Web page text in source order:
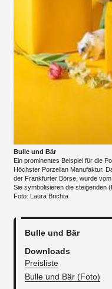
Bulle und Bär
Ein prominentes Beispiel für die
Höchster Porzellan Manufaktur.
der Frankfurter Börse, wurde
Sie symbolisieren die steigenden
Foto: Laura Brichta
Bulle und Bär
Downloads
Preisliste
Bulle und Bär (Foto)